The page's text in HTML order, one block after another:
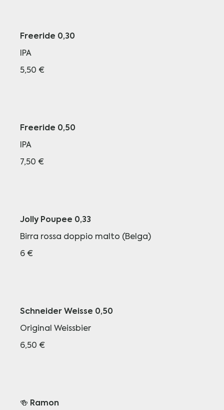
Freeride 0,30
IPA
5,50 €
Freeride 0,50
IPA
7,50 €
Jolly Poupee 0,33
Birra rossa doppio malto (Belga)
6 €
Schneider Weisse 0,50
Original Weissbier
6,50 €
🍻 Ramon